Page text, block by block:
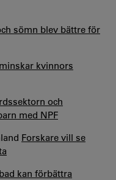
sömn blev bättre för
kvinnors
och
med NPF
Forskare vill se
kan förbättra